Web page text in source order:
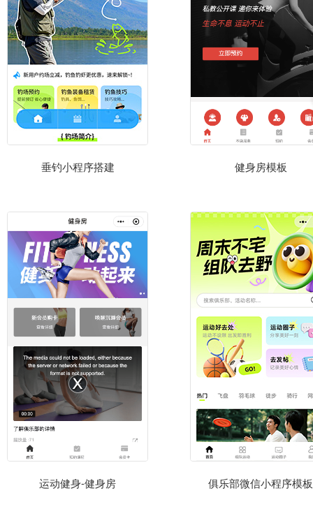
垂钓小程序搭建 健身房模板
运动健身-健身房 俱乐部微信小程序模板